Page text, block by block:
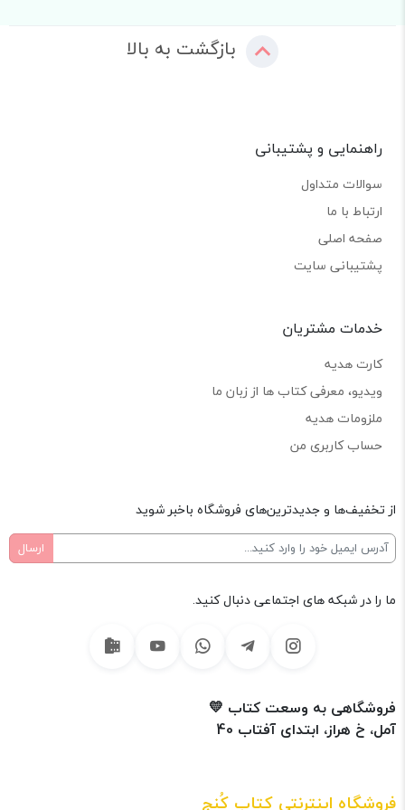
بازگشت به بالا
راهنمایی و پشتیبانی
سوالات متداول
ارتباط با ما
صفحه اصلی
پشتیبانی سایت
خدمات مشتریان
کارت هدیه
ویدیو، معرفی کتاب ها از زبان ما
ملزومات هدیه
حساب کاربری من
از تخفیف‌ها و جدیدترین‌های فروشگاه باخبر شوید
ما را در شبکه های اجتماعی دنبال کنید.
فروشگاهی به وسعت کتاب 💛
آمل، خ هراز، ابتدای آفتاب 40
فروشگاه اینترنتی کتاب کُنج